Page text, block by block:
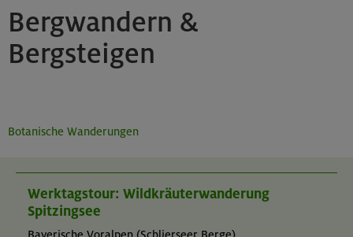
Bergwandern &
Bergsteigen
Botanische Wanderungen
Werktagstour: Wildkräuterwanderung
Spitzingsee